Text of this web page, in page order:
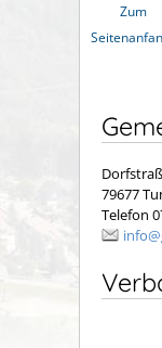
Zum
79677
Telefon